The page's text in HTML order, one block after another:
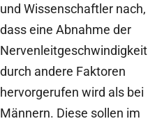
und Wissenschaftler nach,
dass eine Abnahme der
Nervenleitgeschwindigkeit
durch andere Faktoren
hervorgerufen wird als bei
Männern. Diese sollen im